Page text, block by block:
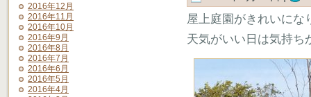
2016年12月
2016年11月
2016年10月
2016年9月
2016年8月
2016年7月
2016年6月
2016年5月
2016年4月
屋上庭園がきれいにな
天気がいい日は気持ち